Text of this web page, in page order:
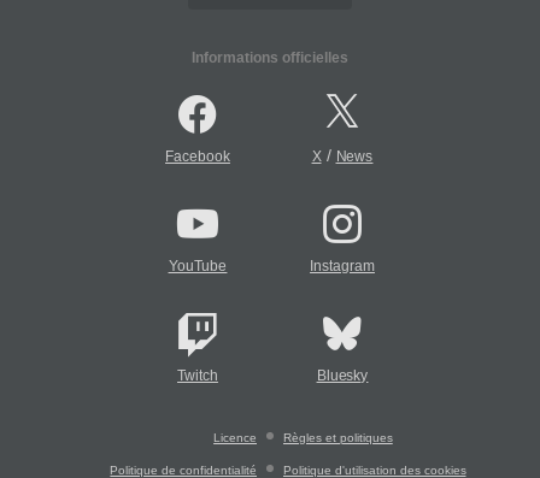
Informations officielles
Facebook X/ News
YouTube Instagram
Twitch Bluesky
Licence Règles et politiques
Politique de confidentialité Politique d'utilisation des cookies